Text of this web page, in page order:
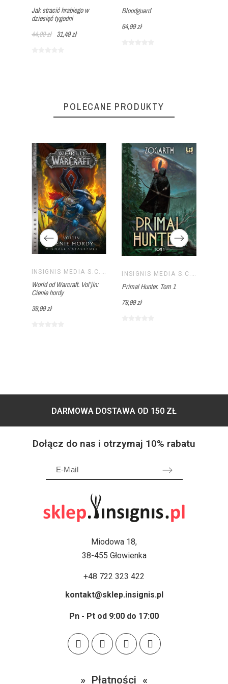
Jak stracić hrabiego w
dziesięć tygodni
44,99 zł
31,49 zł
Bloodguard
64,99 zł
POLECANE PRODUKTY
INSIGNIS MEDIA S.C. PAWEŁ BRZOZOWSKI TOMASZ BRZOZOWSKI
World od Warcraft. Vol’jin:
Cienie hordy
39,99 zł
Primal Hunter. Tom 1
79,99 zł
DARMOWA DOSTAWA OD 150 ZŁ
Dołącz do nas i otrzymaj 10% rabatu
Miodowa 18,
38-455 Głowienka
+48 722 323 422
kontakt@sklep.insignis.pl
Pn - Pt od 9:00 do 17:00
Płatności